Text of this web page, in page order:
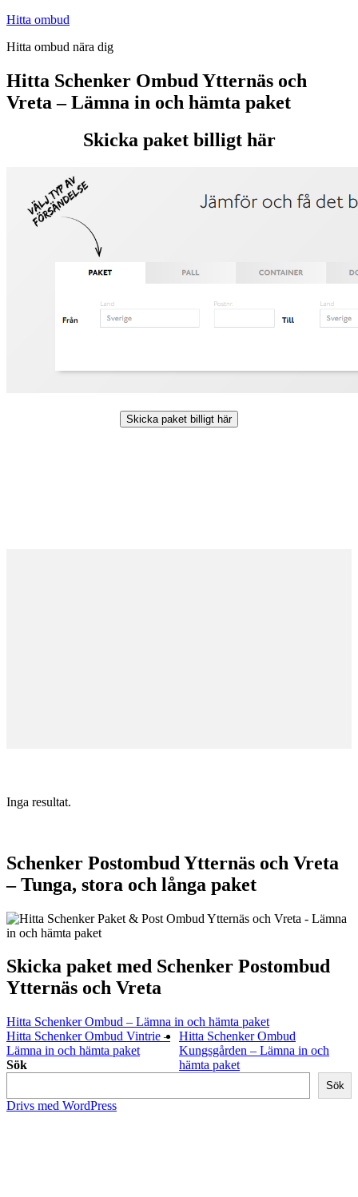
Hoppa
innehåll
Hitta ombud
Hitta ombud nära dig
Hitta Schenker Ombud Ytternäs och
Vreta – Lämna in och hämta paket
Skicka paket billigt här
Skicka paket billigt här
Inga resultat.
Schenker Postombud Ytternäs och Vreta
– Tunga, stora och långa paket
Skicka paket med Schenker Postombud
Ytternäs och Vreta
Hitta Schenker Ombud – Lämna in och hämta paket
Hitta Schenker Ombud Vintrie –
Lämna in och hämta paket
Hitta Schenker Ombud
Kungsgården – Lämna in och
hämta paket
Sök
Sök
Drivs med WordPress